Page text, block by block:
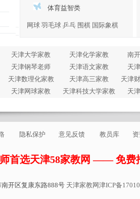
体育益智类
网球 羽毛球 乒乓 围棋 国际象棋
天津大学家教 天津化学家教
南
天津钢琴老师 天津语文家教
天
天津数理化家教 天津高三家教
天津
天津网球家教 天津科技大学家教 天
隐私保护 意见反馈 教员库
首选天津58家教网 —— 免费
开区复康东路888号 天津家教网津ICP备